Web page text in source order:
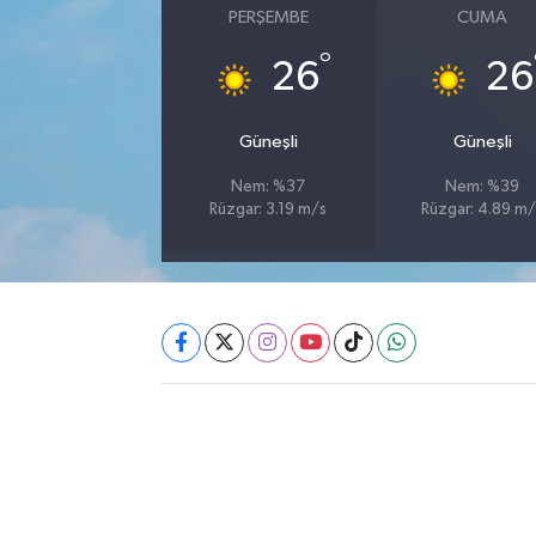
PERŞEMBE
26°
Güneşli
Nem: %37
Rüzgar: 3.19 m/s
CUMA
26
Güneşli
Nem: %39
Rüzgar: 4.89